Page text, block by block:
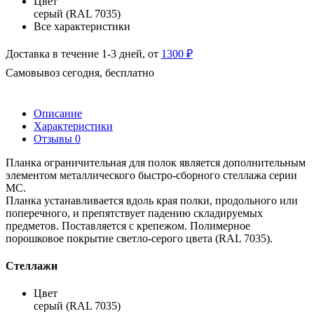
серый (RAL 7035)
Все характеристики
Доставка в течение 1-3 дней, от 1300 ₽
Самовывоз сегодня, бесплатно
Описание
Характеристики
Отзывы 0
Планка ограничительная для полок является дополнительным
элементом металлического быстро-сборного стеллажа серии
МС.
Планка устанавливается вдоль края полки, продольного или
поперечного, и препятствует падению складируемых
предметов. Поставляется с крепежом. Полимерное
порошковое покрытие светло-серого цвета (RAL 7035).
Стеллажи
Цвет
серый (RAL 7035)